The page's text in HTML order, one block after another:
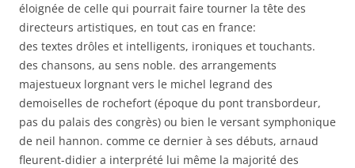
éloignée de celle qui pourrait faire tourner la tête des
directeurs artistiques, en tout cas en france:
des textes drôles et intelligents, ironiques et touchants.
des chansons, au sens noble. des arrangements
majestueux lorgnant vers le michel legrand des
demoiselles de rochefort (époque du pont transbordeur,
pas du palais des congrès) ou bien le versant symphonique
de neil hannon. comme ce dernier à ses débuts, arnaud
fleurent-didier a interprété lui même la majorité des